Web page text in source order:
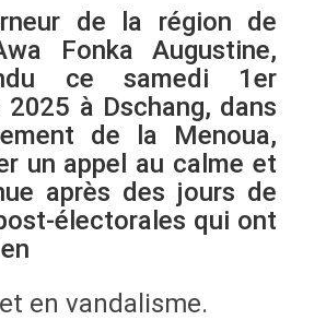
de la région de
Fonka Augustine,
ce samedi 1er
2025 à Dschang, dans
de la Menoua,
un appel au calme et
après des jours de
électorales qui ont
en vandalisme.